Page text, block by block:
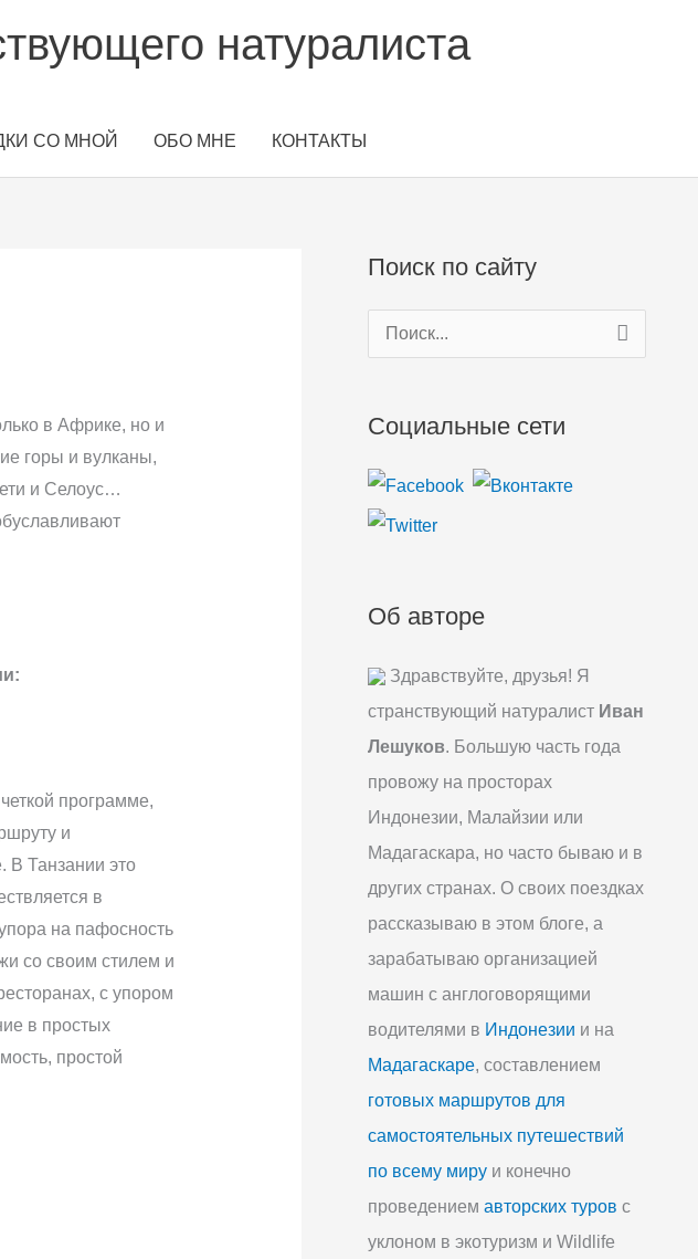
натуралиста
СО МНОЙ ОБО МНЕ КОНТАКТЫ
в Африке, но и
горы и вулканы,
и Селоус…
программе,
и
В Танзании это
в
на пафосность
со своим стилем и
с упором
в простых
простой
Поиск по сайту
о
с
к
Социальные сети
Об авторе
Здравствуйте, друзья! Я
странствующий натуралист Иван
Лешуков. Большую часть года
провожу на просторах
Индонезии, Малайзии или
Мадагаскара, но часто бываю и в
других странах. О своих поездках
рассказываю в этом блоге, а
зарабатываю организацией
машин с англоговорящими
водителями в Индонезии и на
Мадагаскаре, составлением
готовых маршрутов для
самостоятельных путешествий
по всему мируи конечно
проведением авторских туров с
уклоном в экотуризм и Wildlife